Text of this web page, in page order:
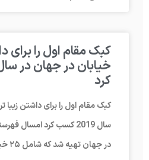
کبک مقام اول را برای
کرد
کبک مقام اول را برای داشتن زیبا
سال 2019 کسب کرد امسال
در